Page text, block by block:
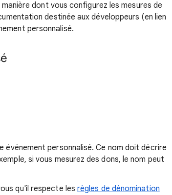
dont vous configurez les mesures de
destinée aux développeurs (en lien
personnalisé.
personnalisé. Ce nom doit décrire
si vous mesurez des dons, le nom peut
qu'il respecte les règles de dénomination